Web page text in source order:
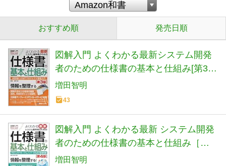
おすすめ順 発売日順
図解入門 よくわかる最新システム開発
者のための仕様書の基本と仕組み[第3
版]
増田智明
43
図解入門 よくわかる最新 システム開発
者のための仕様書の基本と仕組み［第4
版］ (How-nual Visual Guide Book)
増田智明